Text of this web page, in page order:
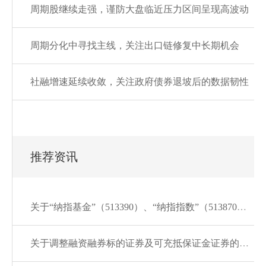
周期股继续走强，谨防大盘临近压力区间呈现高波动
周期分化中寻找主线，关注出口链修复中长期机会
社融增速延续收敛，关注政府债券退坡后的数据韧性
推荐资讯
关于“纳指基金”（513390）、“纳指指数”（513870）的风险提示
关于调整融资融券标的证券及可充抵保证金证券的通知20260807